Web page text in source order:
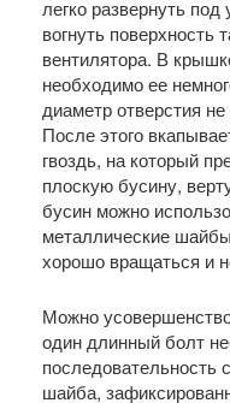
легко развернуть
вогнуть поверхность
вентилятора. В
необходимо ее
диаметр отверстия
После этого
гвоздь, на который
плоскую бусину,
бусин можно
металлические
хорошо вращаться и
Можно
один длинный болт
шайба,